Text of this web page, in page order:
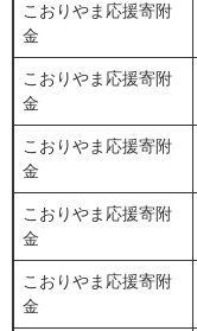
こおりやま応援寄附
金
こおりやま応援寄附
金
こおりやま応援寄附
金
こおりやま応援寄附
金
こおりやま応援寄附
金